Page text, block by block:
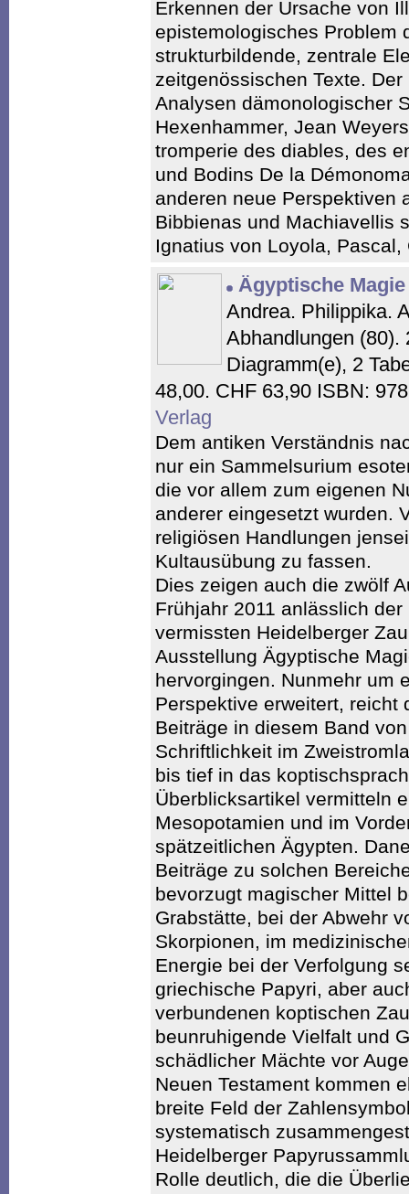
Erkennen der Ursache von
epistemologisches Problem
strukturbildende, zentrale
zeitgenössischen Texte.
Analysen dämonologischer
Hexenhammer, Jean
tromperie des diables, des
und Bodins De la
anderen neue Perspektiven
Bibbienas und Machiavellis
Ignatius von Loyola,
Ägyptische Magie
Andrea. Philippika.
Abhandlungen (80).
Diagramm(e), 2
48,00. CHF 63,90 ISBN:
Verlag
Dem antiken Verständnis
nur ein Sammelsurium
die vor allem zum eigenen
anderer eingesetzt wurden.
religiösen Handlungen
Kultausübung zu fassen.
Dies zeigen auch die zwölf
Frühjahr 2011 anlässlich
vermissten Heidelberger
Ausstellung Ägyptische
hervorgingen. Nunmehr um
Perspektive erweitert, reicht
Beiträge in diesem Band
Schriftlichkeit im
bis tief in das
Überblicksartikel vermitteln
Mesopotamien und im
spätzeitlichen Ägypten.
Beiträge zu solchen
bevorzugt magischer Mittel
Grabstätte, bei der Abwehr
Skorpionen, im
Energie bei der Verfolgung
griechische Papyri, aber
verbundenen koptischen
beunruhigende Vielfalt und
schädlicher Mächte vor
Neuen Testament kommen
breite Feld der
systematisch
Heidelberger
Rolle deutlich, die die